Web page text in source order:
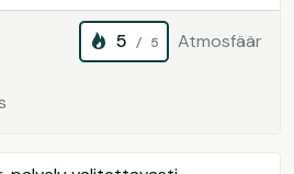
5 / 5 Atmosfäär